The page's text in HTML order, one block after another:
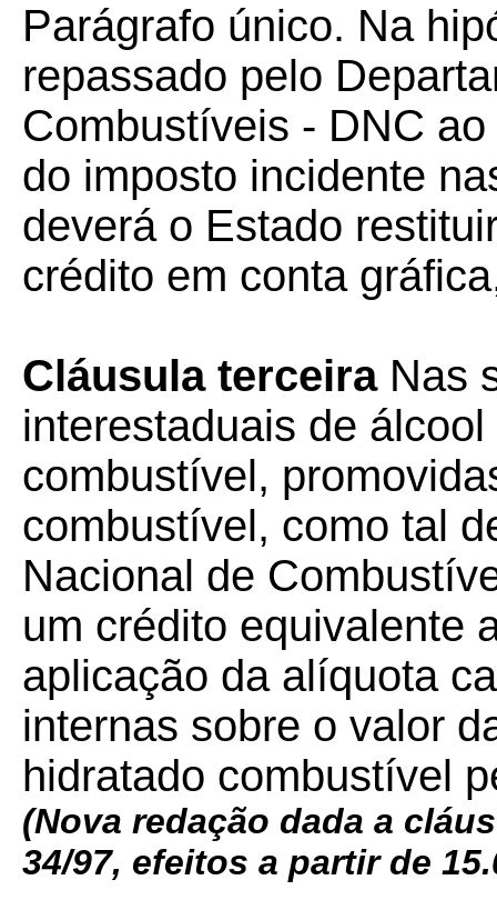
Parágrafo único. Na
repassado pelo
Combustíveis - DNC
do imposto incidente
deverá o Estado
crédito em conta
Cláusula terceiraNas
interestaduais de
combustível,
combustível, como tal
Nacional de
um crédito equivalente
aplicação da alíquota
internas sobre o valor
hidratado combustível
(Nova redação dada a
34/97, efeitos a partir de